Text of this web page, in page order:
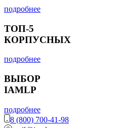
подробнее
ТОП-5
КОРПУСНЫХ
подробнее
ВЫБОР
IAMLP
подробнее
8 (800) 700-41-98